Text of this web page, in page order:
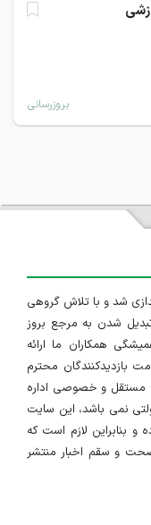
بروزرسانی
در تاریخ ۱۳۹۱/۱/۱۰ راه اندازی شد و با تلاش گروهی
شدن به مرجع بروز
همکاران ما ارائه
بازدیدکنندگان محترم
مستقل و خصوصی اداره
نمی باشد، این سایت
بنابراین لازم است که
و سقم اخبار منتشر